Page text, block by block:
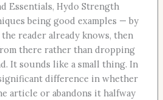
Essentials, Hydo Strength
being good examples — by
reader already knows, then
there rather than dropping
It sounds like a small thing. In
difference in whether
article or abandons it halfway